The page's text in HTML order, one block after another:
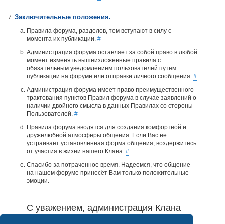
Заключительные положения.
Правила форума, разделов, тем вступают в силу с
момента их публикации. #
Администрация форума оставляет за собой право в любой
момент изменять вышеизложенные правила с
обязательным уведомлением пользователей путем
публикации на форуме или отправки личного сообщения. #
Администрация форума имеет право преимущественного
трактования пунктов Правил форума в случае заявлений о
наличии двойного смысла в данных Правилах со стороны
Пользователей. #
Правила форума вводятся для создания комфортной и
дружелюбной атмосферы общения. Если Вас не
устраивает установленная форма общения, воздержитесь
от участия в жизни нашего Клана. #
Спасибо за потраченное время. Надеемся, что общение
на нашем форуме принесёт Вам только положительные
эмоции.
С уважением, администрация Клана